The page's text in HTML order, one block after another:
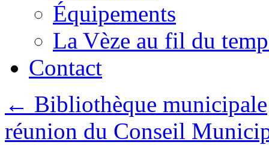
Équipements
La Vèze au fil du
Contact
← Bibliothèque municipale
réunion du Conseil